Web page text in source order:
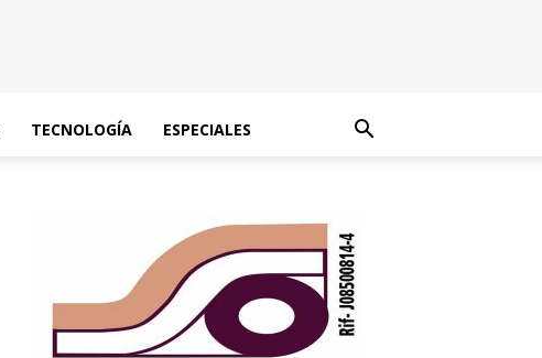
TECNOLOGÍA ESPECIALES